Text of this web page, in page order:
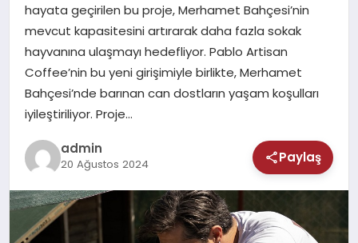
TEKNOLOJI
hayata geçirilen bu proje, Merhamet Bahçesi’nin
mevcut kapasitesini artırarak daha fazla sokak
hayvanına ulaşmayı hedefliyor. Pablo Artisan
Coffee’nin bu yeni girişimiyle birlikte, Merhamet
Bahçesi’nde barınan can dostların yaşam koşulları
iyileştiriliyor. Proje…
admin
20 Ağustos 2024 Paylaş